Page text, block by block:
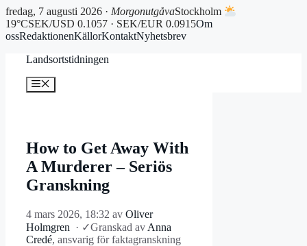
fredag, 7 augusti 2026 · MorgonutgåvaStockholm
19°CSEK/USD 0.1057 · SEK/EUR 0.0915Om
ossRedaktionenKällorKontaktNyhetsbrev
Landsortstidningen
Meny
How to Get Away With
A Murderer – Seriös
Granskning
4 mars 2026, 18:32 av Oliver
Holmgren
· ✓Granskad av Anna
Credé, ansvarig för faktagranskning